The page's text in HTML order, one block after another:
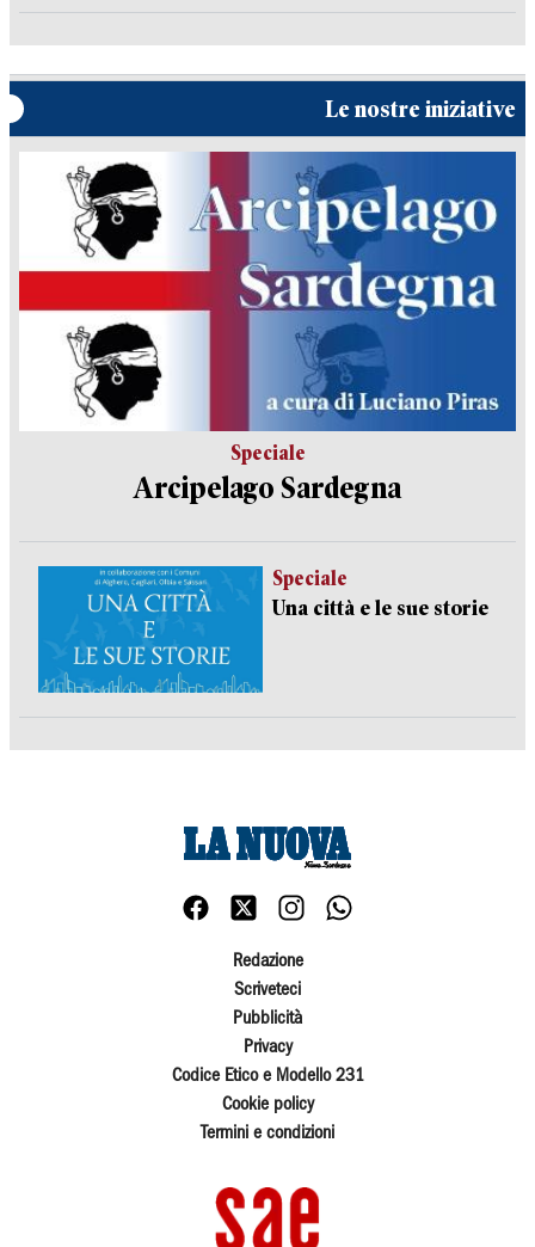
Le nostre iniziative
Speciale
Arcipelago Sardegna
Speciale
Una città e le sue storie
Redazione
Scriveteci
Pubblicità
Privacy
Codice Etico e Modello 231
Cookie policy
Termini e condizioni